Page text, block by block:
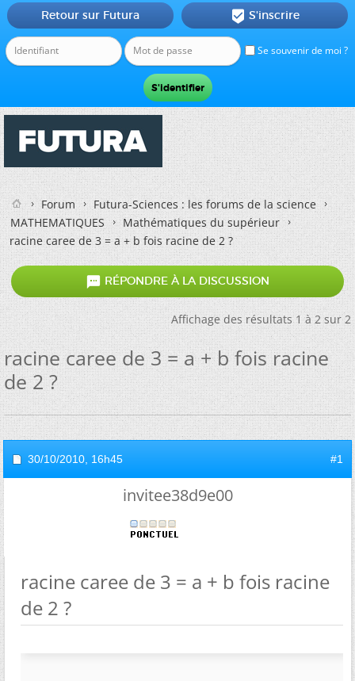
Se souvenir de moi ?
Retour sur Futura  S'inscrire
Forum
Futura-Sciences : les forums de la science
MATHEMATIQUES
Mathématiques du supérieur
racine caree de 3 = a + b fois racine de 2 ?
 RÉPONDRE À LA DISCUSSION
Affichage des résultats 1 à 2 sur 2
racine caree de 3 = a + b fois racine
de 2 ?
30/10/2010, 16h45 #1
invitee38d9e00
racine caree de 3 = a + b fois racine
de 2 ?